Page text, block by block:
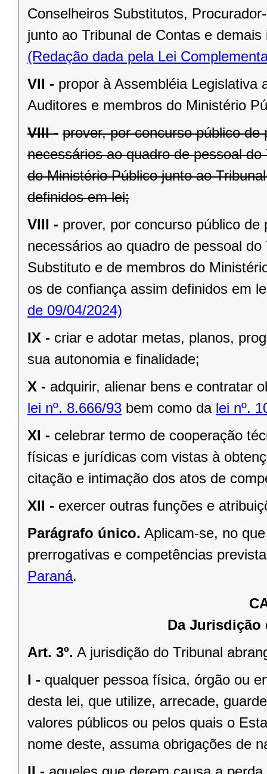
Conselheiros Substitutos,
junto ao Tribunal de Contas e
(Redação dada pela Lei
VII - propor à Assembléia Legislativa
Auditores e membros do Ministério
VIII - prover, por concurso público
necessários ao quadro de pessoal
do Ministério Público junto ao
definidos em lei;
VIII - prover, por concurso público
necessários ao quadro de pessoal
Substituto e de membros do
os de confiança assim definidos em
de 09/04/2024)
IX - criar e adotar metas, planos,
sua autonomia e finalidade;
X - adquirir, alienar bens e contratar
lei nº. 8.666/93 bem como da lei nº.
XI - celebrar termo de cooperação
físicas e jurídicas com vistas à
citação e intimação dos atos de
XII - exercer outras funções e
Parágrafo único. Aplicam-se, no
prerrogativas e competências
Paraná.
Da Jurisdição
Art. 3º. A jurisdição do Tribunal
I - qualquer pessoa física, órgão ou
desta lei, que utilize, arrecade,
valores públicos ou pelos quais o
nome deste, assuma obrigações de